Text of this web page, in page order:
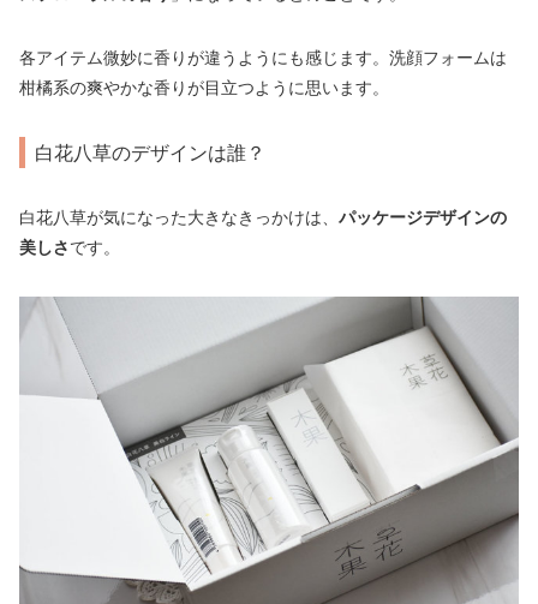
各アイテム微妙に香りが違うようにも感じます。洗顔フォームは
柑橘系の爽やかな香りが目立つように思います。
白花八草のデザインは誰？
白花八草が気になった大きなきっかけは、 パッケージデザインの
美しさです。